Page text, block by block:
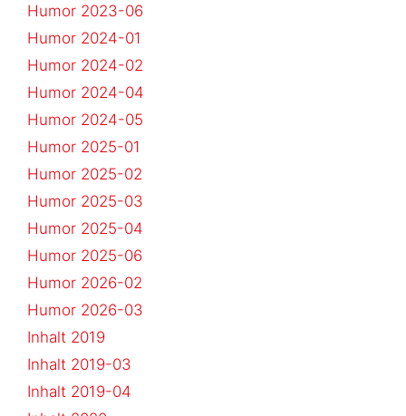
Humor 2023-06
Humor 2024-01
Humor 2024-02
Humor 2024-04
Humor 2024-05
Humor 2025-01
Humor 2025-02
Humor 2025-03
Humor 2025-04
Humor 2025-06
Humor 2026-02
Humor 2026-03
Inhalt 2019
Inhalt 2019-03
Inhalt 2019-04